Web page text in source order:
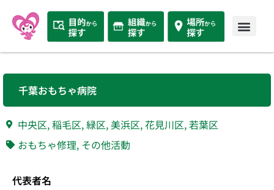
千葉おもちゃ病院
中央区,稲毛区,緑区,美浜区,花見川区,若葉区
おもちゃ修理, その他活動
代表者名